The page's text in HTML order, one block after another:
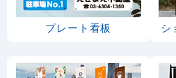
プレート看板 シ